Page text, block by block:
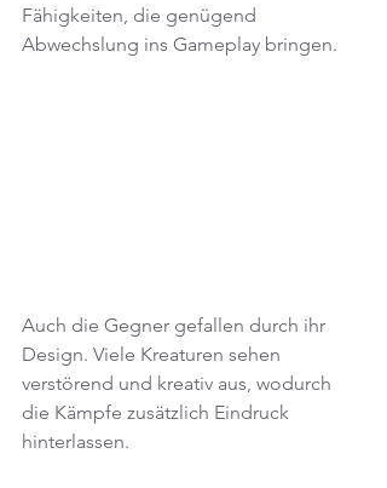
Fähigkeiten, die genügend
Abwechslung ins Gameplay bringen.
Auch die Gegner gefallen durch ihr
Design. Viele Kreaturen sehen
verstörend und kreativ aus, wodurch
die Kämpfe zusätzlich Eindruck
hinterlassen.